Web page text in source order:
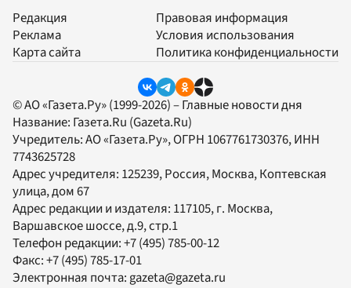
Редакция
Реклама
Карта сайта
Правовая информация
Условия использования
Политика конфиденциальности
© АО «Газета.Ру» (1999-2026) – Главные новости дня
Название: Газета.Ru (Gazeta.Ru)
Учредитель:АО «Газета.Ру», ОГРН 1067761730376, ИНН
7743625728
Адрес учредителя: 125239, Россия, Москва, Коптевская
улица, дом 67
Адрес редакции и издателя: 117105, г. Москва,
Варшавское шоссе, д.9, стр.1
Телефон редакции:+7 (495) 785-00-12
Факс:+7 (495) 785-17-01
Электронная почта: gazeta@gazeta.ru